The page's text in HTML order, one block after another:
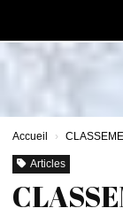
Accueil
Articles